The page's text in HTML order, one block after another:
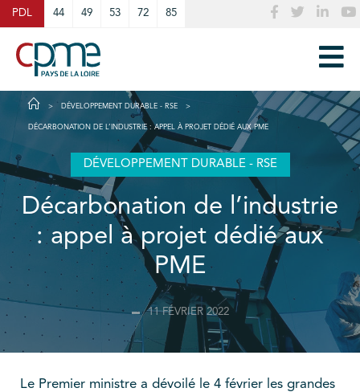
PDL 44 49 53 72 85
DÉVELOPPEMENT DURABLE - RSE
DÉCARBONATION DE L’INDUSTRIE : APPEL À PROJET DÉDIÉ AUX PME
DÉVELOPPEMENT DURABLE - RSE
Décarbonation de l’industrie
: appel à projet dédié aux
PME
11 FÉVRIER 2022
Le Premier ministre a dévoilé le 4 février les grandes
Cookies management panel